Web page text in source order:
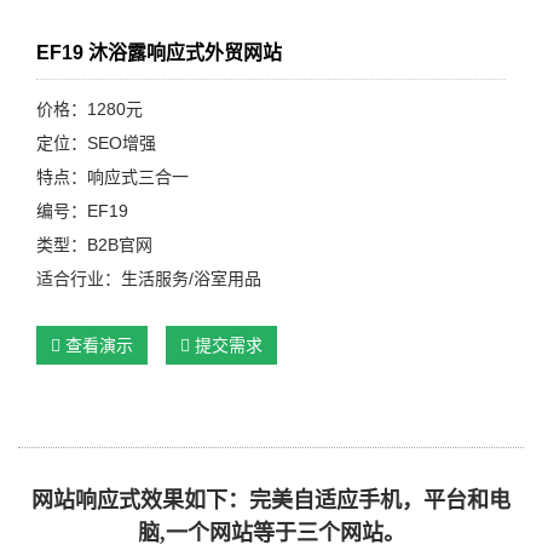
EF19 沐浴露响应式外贸网站
价格：1280元
定位：SEO增强
特点：响应式三合一
编号：EF19
类型：B2B官网
适合行业：生活服务/浴室用品
查看演示 提交需求
网站响应式效果如下：完美自适应手机，平台和电
脑,一个网站等于三个网站。